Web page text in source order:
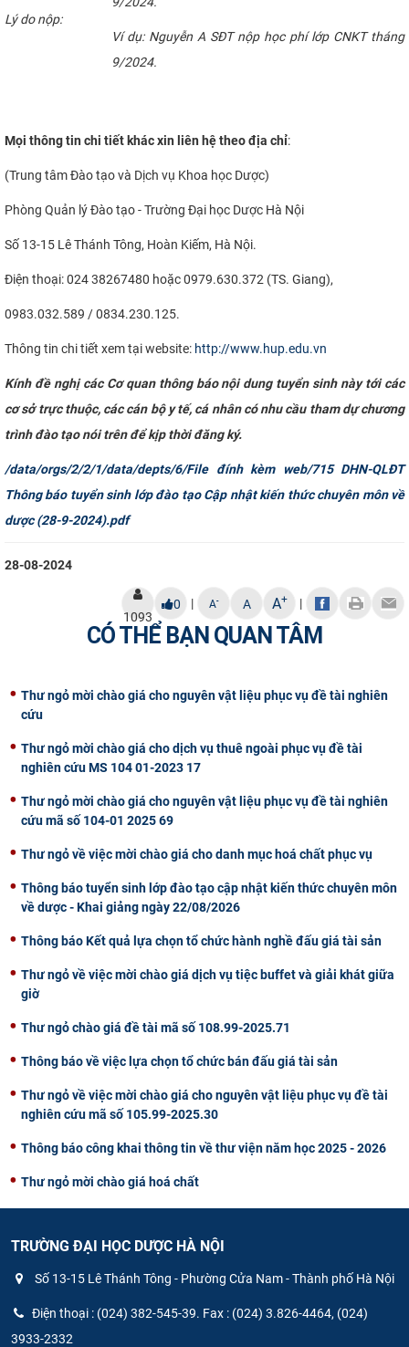
Lý do nộp:
Ví dụ: Nguyễn A SĐT nộp học phí lớp CNKT tháng
9/2024.
Mọi thông tin chi tiết khác xin liên hệ theo địa chỉ:
(Trung tâm Đào tạo và Dịch vụ Khoa học Dược)
Phòng Quản lý Đào tạo - Trường Đại học Dược Hà Nội
Số 13-15 Lê Thánh Tông, Hoàn Kiếm, Hà Nội.
Điện thoại: 024 38267480 hoặc 0979.630.372 (TS. Giang),
0983.032.589 / 0834.230.125.
Thông tin chi tiết xem tại website: http://www.hup.edu.vn
Kính đề nghị các Cơ quan thông báo nội dung tuyển sinh này tới các
cơ sở trực thuộc, các cán bộ y tế, cá nhân có nhu cầu tham dự chương
trình đào tạo nói trên để kịp thời đăng ký.
/data/orgs/2/2/1/data/depts/6/File đính kèm web/715 DHN-QLĐT
Thông báo tuyển sinh lớp đào tạo Cập nhật kiến thức chuyên môn về
dược (28-9-2024).pdf
28-08-2024
1093
0 | A- A A+ |
CÓ THỂ BẠN QUAN TÂM
Thư ngỏ mời chào giá cho nguyên vật liệu phục vụ đề tài nghiên
cứu
Thư ngỏ mời chào giá cho dịch vụ thuê ngoài phục vụ đề tài
nghiên cứu MS 104 01-2023 17
Thư ngỏ mời chào giá cho nguyên vật liệu phục vụ đề tài nghiên
cứu mã số 104-01 2025 69
Thư ngỏ về việc mời chào giá cho danh mục hoá chất phục vụ
Thông báo tuyển sinh lớp đào tạo cập nhật kiến thức chuyên môn
về dược - Khai giảng ngày 22/08/2026
Thông báo Kết quả lựa chọn tổ chức hành nghề đấu giá tài sản
Thư ngỏ về việc mời chào giá dịch vụ tiệc buffet và giải khát giữa
giờ
Thư ngỏ chào giá đề tài mã số 108.99-2025.71
Thông báo về việc lựa chọn tổ chức bán đấu giá tài sản
Thư ngỏ về việc mời chào giá cho nguyên vật liệu phục vụ đề tài
nghiên cứu mã số 105.99-2025.30
Thông báo công khai thông tin về thư viện năm học 2025 - 2026
Thư ngỏ mời chào giá hoá chất
TRƯỜNG ĐẠI HỌC DƯỢC HÀ NỘI
Số 13-15 Lê Thánh Tông - Phường Cửa Nam - Thành phố Hà Nội
Điện thoại : (024) 382-545-39. Fax : (024) 3.826-4464, (024)
3933-2332